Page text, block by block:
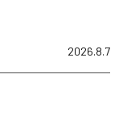
2026.8.7